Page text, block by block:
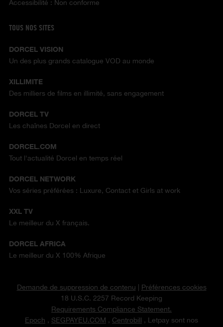
Accessibilité : Non conforme
TOUS NOS SITES
DORCEL VISION
Un des plus grands catalogue VOD au monde
XILLIMITE
Des milliers de films en illimité, sans engagement
DORCEL TV
Les chaînes Dorcel en direct
DORCEL.COM
Tout l'actualité Dorcel en temps réel
DORCEL NETWORK
Vos séries préférées : Luxure, Contact et Girls at work
XXL TV
Le meilleur du X français.
DORCEL AFRICA
Le meilleur du X 100% Afrique
Demande de suppression de contenu
Préférences cookies
18 U.S.C. 2257 Record Keeping
Requirements Compliance Statement.
Epoch , SEGPAYEU.COM , Centrobill , Letpay sont nos